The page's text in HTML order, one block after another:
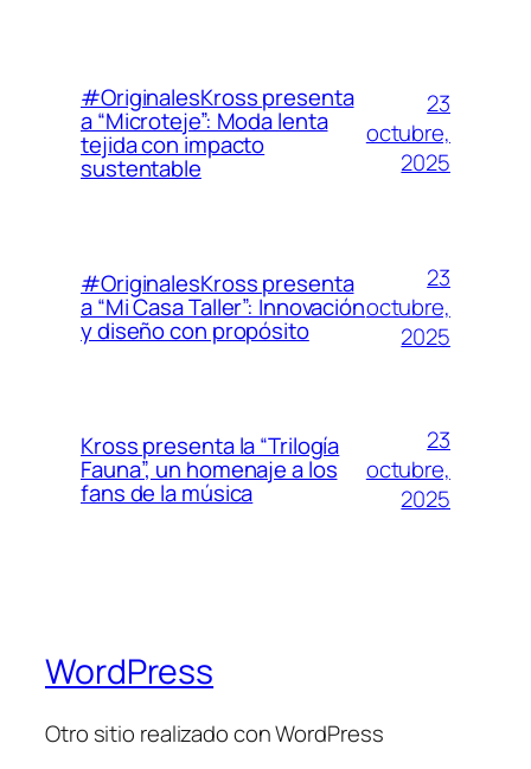
#OriginalesKross presenta
a “Microteje”: Moda lenta
tejida con impacto
sustentable
23
octubre,
2025
#OriginalesKross presenta
a “Mi Casa Taller”: Innovación
y diseño con propósito
23
octubre,
2025
Kross presenta la “Trilogía
Fauna”, un homenaje a los
fans de la música
23
octubre,
2025
WordPress
Otro sitio realizado con WordPress